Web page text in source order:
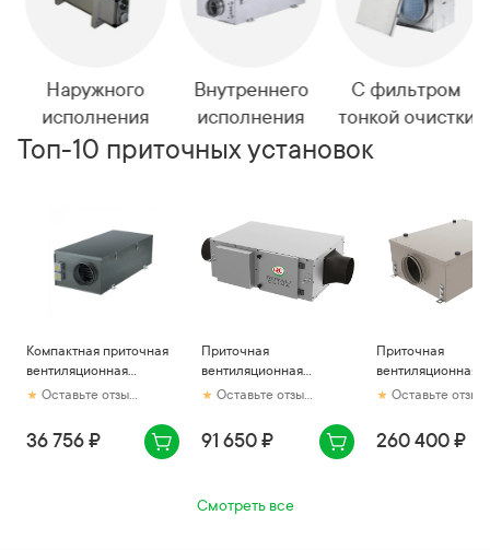
Наружного
исполнения
Внутреннего
исполнения
С фильтром
тонкой очистки
Топ-10 приточных установок
Компактная приточная
вентиляционная
установка Zilon ZPE 500
воздушным фильтром
Оставьте отзыв первым
36 756 ₽
Приточная
вентиляционная
установка Royal Clima
Оставьте отзыв первым
91 650 ₽
Приточная
вентиляционная
установка
Оставьте отзыв первым
260 400 ₽
Смотреть все